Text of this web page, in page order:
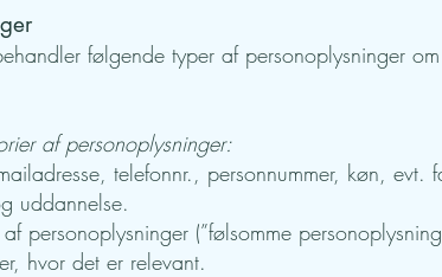
følgende typer af personoplysninger
af personoplysninger:
telefonnr., personnummer, køn, evt.
uddannelse.
personoplysninger (”følsomme
hvor det er relevant.